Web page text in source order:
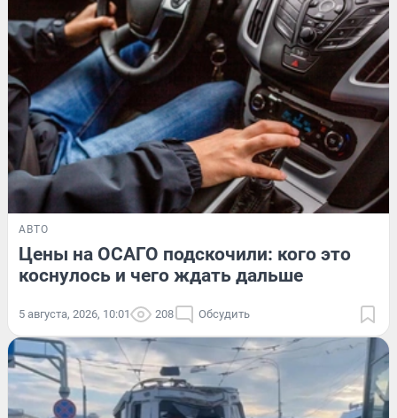
АВТО
Цены на ОСАГО подскочили: кого это
коснулось и чего ждать дальше
5 августа, 2026, 10:01 208 Обсудить